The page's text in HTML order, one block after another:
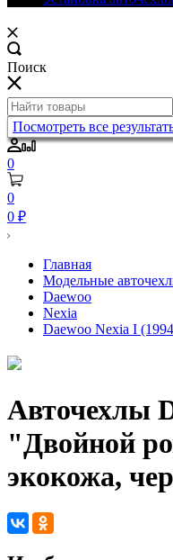
Поиск
Посмотреть все
0
0
0 ₽
Главная
Модельные
Daewoo
Nexia
Daewoo Nexia I
Авточехлы
"Двойной
экокожа,